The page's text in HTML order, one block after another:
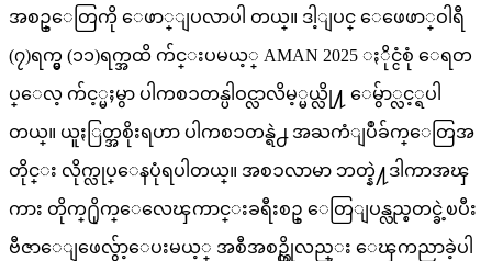
အစဥ္ေတြကို ေဖာ္ျပလာပါ တယ္။ ဒါ့ျပင္ ေဖေဖာ္ဝါရီ
(၇)ရက္မွ (၁၁)ရက္အထိ က်င္းပမယ့္ AMAN 2025 ႏိုင္ငံစုံ ေရတ
ပ္ေလ့ က်င့္မႈမွာ ပါကစၥတန္ပါဝင္လာလိမ့္မယ္လို႔ ေမွ်ာ္လင့္ရပါ
တယ္။ ယူႏြတ္အစိုးရဟာ ပါကစၥတန္ရဲ႕ အႀကံျပဳခ်က္ေတြအ
တိုင္း လိုက္လုပ္ေနပုံရပါတယ္။ အစၥလာမာ ဘတ္နဲ႔ဒါကာအၾ
ကား တိုက္႐ိုက္ေလေၾကာင္းခရီးစဥ္ ေတြျပန္လည္စတင္ခဲ့ၿပီး
ဗီဇာေျဖေလွ်ာ့ေပးမယ့္ အစီအစဥ္ကိုလည္း ေၾကညာခဲ့ပါ